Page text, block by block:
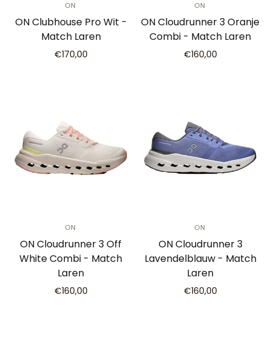
ON
ON Clubhouse Pro Wit -
Match Laren
€170,00
ON
ON Cloudrunner 3 Oranje
Combi - Match Laren
€160,00
ON
ON Cloudrunner 3 Off
White Combi - Match
Laren
€160,00
ON
ON Cloudrunner 3
Lavendelblauw - Match
Laren
€160,00